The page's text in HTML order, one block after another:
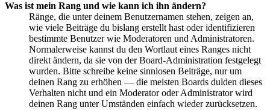
Was ist mein Rang und wie kann ich ihn ändern?
Ränge, die unter deinem Benutzernamen stehen, zeigen an,
wie viele Beiträge du bislang erstellt hast oder identifizieren
bestimmte Benutzer wie Moderatoren und Administratoren.
Normalerweise kannst du den Wortlaut eines Ranges nicht
direkt ändern, da sie von der Board-Administration festgelegt
wurden. Bitte schreibe keine sinnlosen Beiträge, nur um
deinen Rang zu erhöhen — die meisten Boards dulden dieses
Verhalten nicht und ein Moderator oder Administrator wird
deinen Rang unter Umständen einfach wieder zurücksetzen.